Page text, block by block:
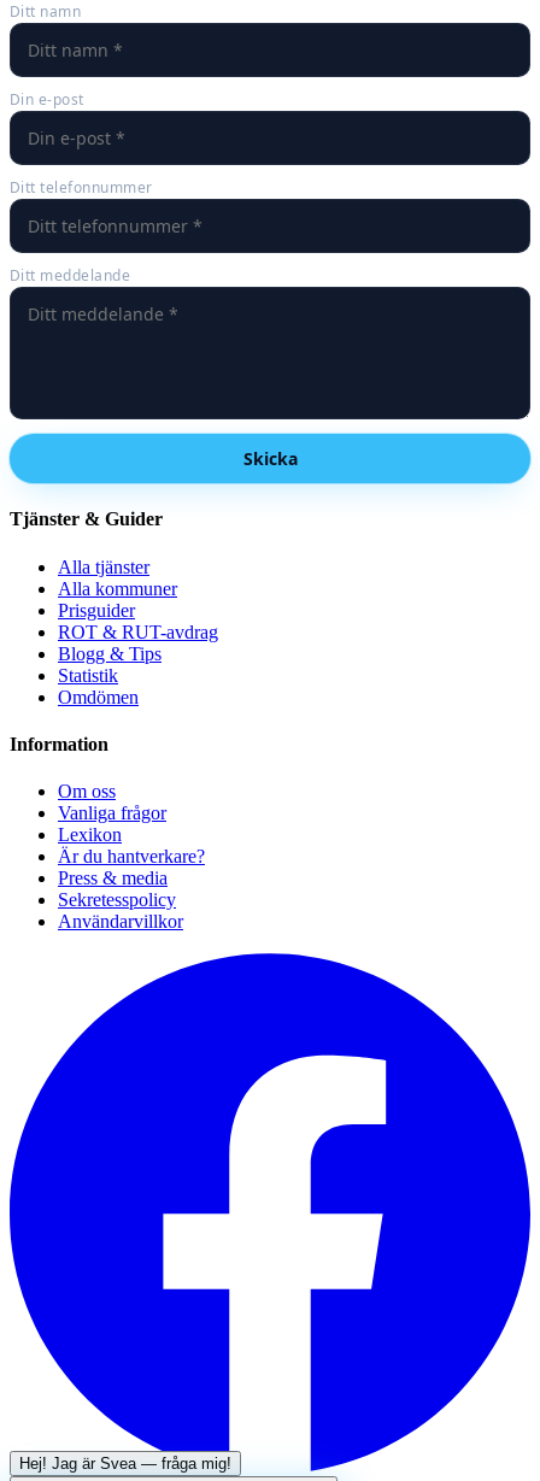
Ditt namn
Din e-post
Ditt telefonnummer
Ditt meddelande
Skicka
Tjänster & Guider
Alla tjänster
Alla kommuner
Prisguider
ROT & RUT-avdrag
Blogg & Tips
Statistik
Omdömen
Information
Om oss
Vanliga frågor
Lexikon
Är du hantverkare?
Press & media
Sekretesspolicy
Användarvillkor
Hej! Jag är Svea— fråga mig!